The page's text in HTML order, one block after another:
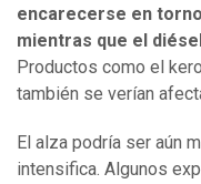
encarecerse en
mientras que el
Productos como el
también se verían
El alza podría ser aún
intensifica. Algunos